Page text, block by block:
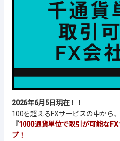
2026年6月5日現在！！
100を超えるFXサービスの中から、
『1000通貨単位で取引が可能なFX
プ！